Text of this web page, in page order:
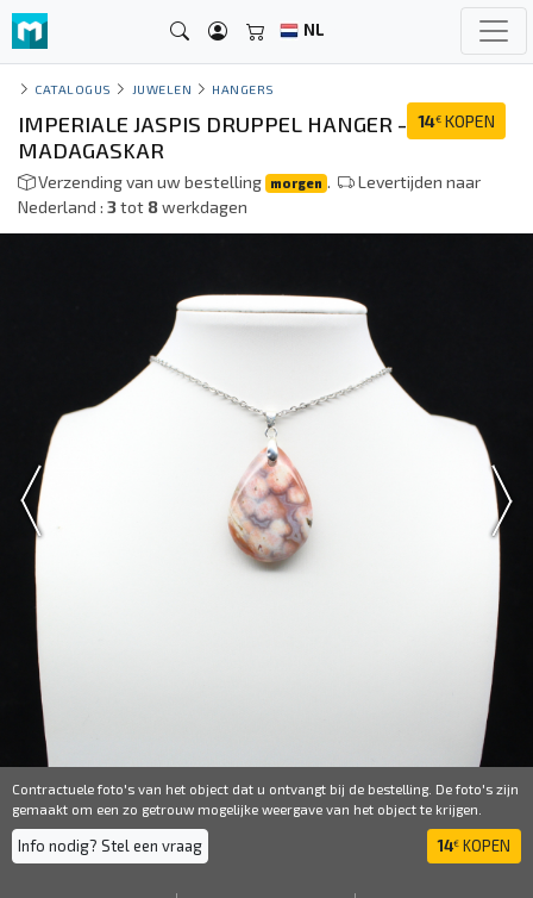
NL
CATALOGUS JUWELEN HANGERS
14€ KOPEN
IMPERIALE JASPIS DRUPPEL HANGER -
MADAGASKAR
Verzending van uw bestelling morgen .
Levertijden naar
Nederland : 3tot 8werkdagen
Contractuele foto's van het object dat u ontvangt bij de bestelling. De foto's zijn
gemaakt om een ​​zo getrouw mogelijke weergave van het object te krijgen.
Info nodig? Stel een vraag 14€ KOPEN